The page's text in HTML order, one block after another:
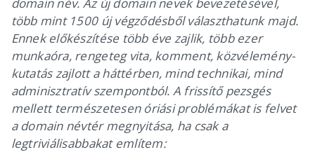
több mint 1500 új végződésből választhatunk majd.
Ennek előkészítése több éve zajlik, több ezer
munkaóra, rengeteg vita, komment, közvélemény-
kutatás zajlott a háttérben, mind technikai, mind
adminisztratív szempontból. A frissítő pezsgés
mellett természetesen óriási problémákat is felvet
a domain névtér megnyitása, ha csak a
legtriviálisabbakat említem: